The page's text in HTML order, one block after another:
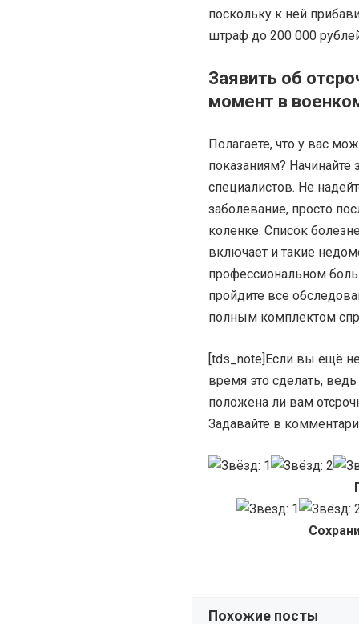
поскольку к ней
штраф до 200 000
Заявить об
момент в
Полагаете, что у вас
показаниям? Начинайте
специалистов. Не
заболевание, просто
коленке. Список
включает и такие
профессиональном
пройдите все
полным комплектом
[tds_note]Если вы ещё
время это сделать,
положена ли вам
Задавайте в
Похожие посты